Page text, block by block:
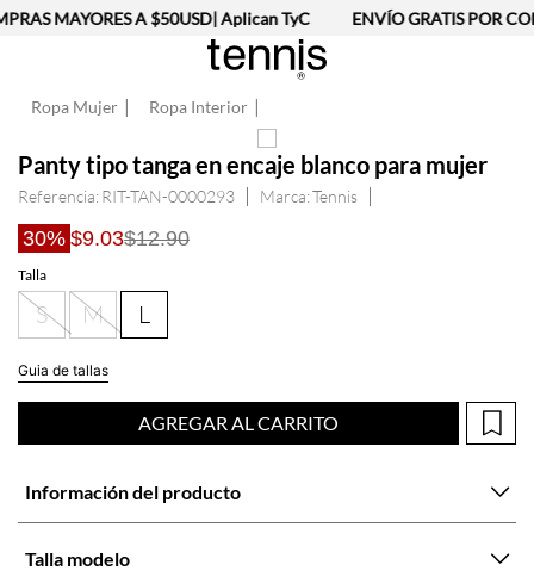
MAYORES A $50USD| Aplican TyC ENVÍO GRATIS POR
Ropa Mujer Ropa Interior
Panty tipo tanga en encaje blanco para mujer
Referencia: RIT-TAN-0000293 Tennis
30% $9.03$12.90
Talla
S M L
Guia de tallas
AGREGAR AL CARRITO
Información del producto
Talla modelo